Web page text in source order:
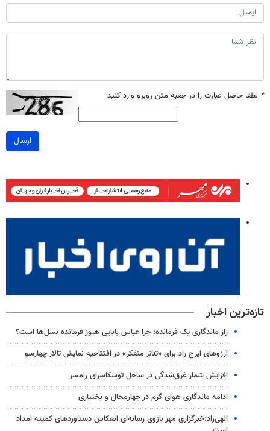
* لطفا حاصل عبارت را در جعبه متن روبرو وارد کنید
ارسال
تازه‌ترین اخبار
راز ماندگاری یک فرمانده؛ چرا عباس بابایی هنوز فرمانده نسل‌ها است؟
آرزوهای ایرج راد برای «تئاتر متفکر» در افتتاحیه نمایش تالار چهارسو
افزایش شمار غرق‌شدگی در ساحل توسکاسرای رامسر
ادامه ماندگاری هوای گرم در چهارمحال و بختیاری
الهی‌راد:خبرگزاری مهر بازوی رسانه‌ای انعکاس دستاوردهای کمیته امداد